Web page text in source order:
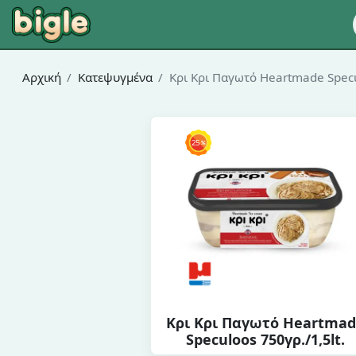
Αρχική Κατεψυγμένα Κρι Κρι Παγωτό Heartmade
Κρι Κρι Παγωτό
Speculoos 750γρ./1,5lt.